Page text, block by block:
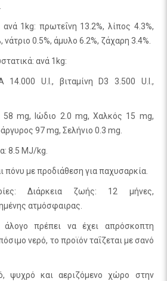
ανά 1kg: πρωτεΐνη 13.2%, λίπος 4.3%,
νάτριο 0.5%, άμυλο 6.2%, ζάχαρη 3.4%.
ανά 1kg:
14.000 U.I., βιταμίνη D3 3.500 U.I.,
58 mg, Ιώδιο 2.0 mg, Χαλκός 15 mg,
97 mg, Σελήνιο 0.3 mg.
8.5 MJ/kg.
πόνυ με προδιάθεση για παχυσαρκία.
Διάρκεια ζωής: 12 μήνες,
ατμόσφαιρας.
πρέπει να έχει απρόσκοπτη
νερό, το προϊόν ταΐζεται με σανό
ψυχρό και αεριζόμενο χώρο στην